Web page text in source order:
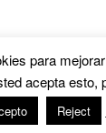
Cheese Man |
para
acepta esto,
Reject